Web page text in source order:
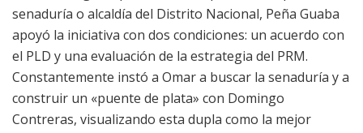
senaduría o alcaldía del Distrito Nacional, Peña Guaba
apoyó la iniciativa con dos condiciones: un acuerdo con
el PLD y una evaluación de la estrategia del PRM.
Constantemente instó a Omar a buscar la senaduría y a
construir un «puente de plata» con Domingo
Contreras, visualizando esta dupla como la mejor